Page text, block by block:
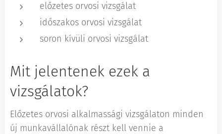
előzetes orvosi vizsgálat
időszakos orvosi vizsgálat
soron kívüli orvosi vizsgálat
Mit jelentenek ezek a
vizsgálatok?
Előzetes orvosi alkalmassági vizsgálaton minden
új munkavállalónak részt kell vennie a